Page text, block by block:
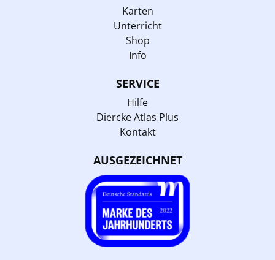
Karten
Unterricht
Shop
Info
SERVICE
Hilfe
Diercke Atlas Plus
Kontakt
AUSGEZEICHNET